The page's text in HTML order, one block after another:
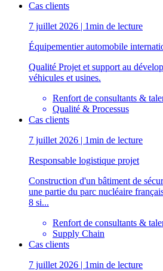
Cas clients
7 juillet 2026 | 1min de lecture
Équipementier automobile
Qualité Projet et support au
véhicules et usines.
Renfort de consultants &
Qualité & Processus
Cas clients
7 juillet 2026 | 1min de lecture
Responsable logistique projet
Construction d'un bâtiment de
une partie du parc nucléaire
8 si...
Renfort de consultants &
Supply Chain
Cas clients
7 juillet 2026 | 1min de lecture